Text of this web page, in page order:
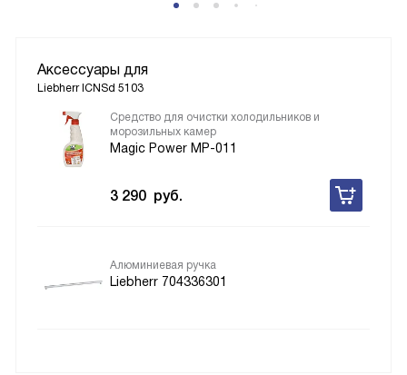
Аксессуары для
Liebherr ICNSd 5103
Средство для очистки холодильников и
морозильных камер
Magic Power MP-011
3 290 руб.
Алюминиевая ручка
Liebherr 704336301